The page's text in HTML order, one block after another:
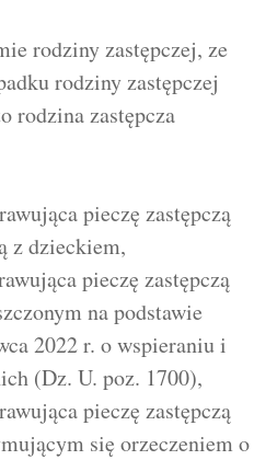
rodziny zastępczej, ze
rodziny zastępczej
rodzina zastępcza
pieczę zastępczą
z dzieckiem,
pieczę zastępczą
na podstawie
2022 r. o wspieraniu i
(Dz. U. poz. 1700),
pieczę zastępczą
się orzeczeniem o